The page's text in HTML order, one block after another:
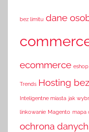
bez limitu dane
ecommerce eshop
Trends Hosting
Inteligentne miasta jak
linkowanie Magento mapa
ochrona